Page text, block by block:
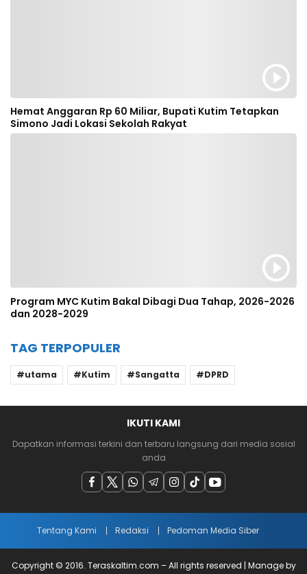
Hemat Anggaran Rp 60 Miliar, Bupati Kutim Tetapkan
Simono Jadi Lokasi Sekolah Rakyat
Program MYC Kutim Bakal Dibagi Dua Tahap, 2026-2026
dan 2028-2029
TAG TERPOPULER
utama Kutim Sangatta DPRD
IKUTI KAMI
Dapatkan informasi terkini dan terbaru langsung dari media sosial
anda
Tentang Kami Redaksi Pedoman Media Siber
Copyright © 2016. Teraskaltim.com – All rights reserved | Manage by